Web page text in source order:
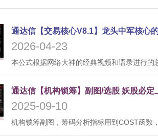
2026-04-23
2025-09-10